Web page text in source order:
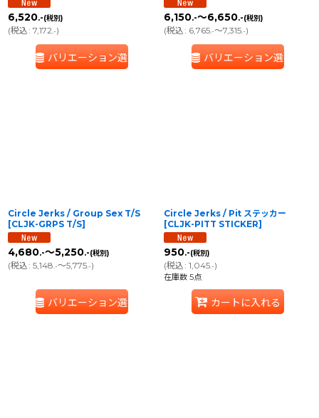
6,520.-(税別)
(税込: 7,172.-)
バリエーション選択
6,150.-～6,650.-(税別)
(税込: 6,765.-～7,315.-)
バリエーション選択
Circle Jerks / Group Sex T/S
[CLJK-GRPS T/S]
4,680.-～5,250.-(税別)
(税込: 5,148.-～5,775.-)
バリエーション選択
Circle Jerks / Pit ステッカー
[CLJK-PITT STICKER]
950.-(税別)
(税込: 1,045.-)
在庫数 5点
カートに入れる